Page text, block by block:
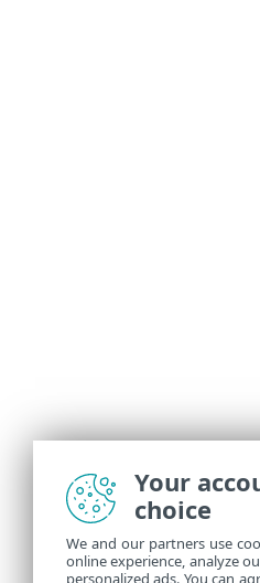
Your
choice
We and our partners use
online experience, analyze
personalized ads. You can